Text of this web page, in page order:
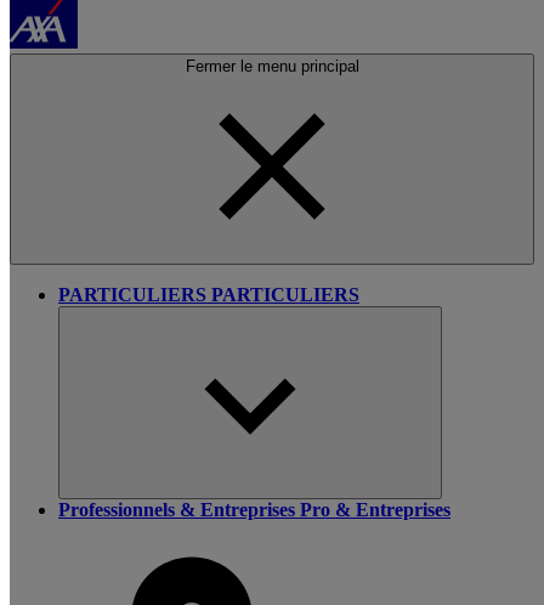
Fermer le menu principal
PARTICULIERS PARTICULIERS
Professionnels & Entreprises Pro & Entreprises